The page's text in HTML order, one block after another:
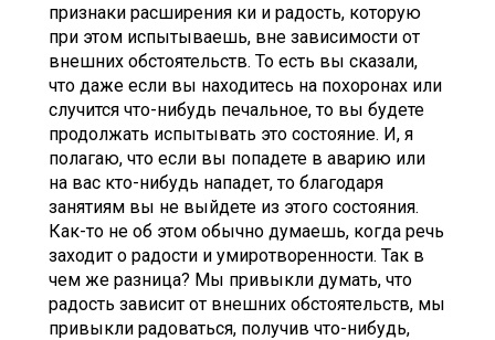
признаки расширения ки и радость, которую
при этом испытываешь, вне зависимости от
внешних обстоятельств. То есть вы сказали,
что даже если вы находитесь на похоронах или
случится что-нибудь печальное, то вы будете
продолжать испытывать это состояние. И, я
полагаю, что если вы попадете в аварию или
на вас кто-нибудь нападет, то благодаря
занятиям вы не выйдете из этого состояния.
Как-то не об этом обычно думаешь, когда речь
заходит о радости и умиротворенности. Так в
чем же разница? Мы привыкли думать, что
радость зависит от внешних обстоятельств, мы
привыкли радоваться, получив что-нибудь,